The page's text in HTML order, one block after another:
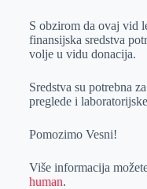
S obzirom da ovaj vid
finansijska sredstva
volje u vidu donacija.
Sredstva su potrebna
preglede i
Pomozimo Vesni!
Više informacija
human.